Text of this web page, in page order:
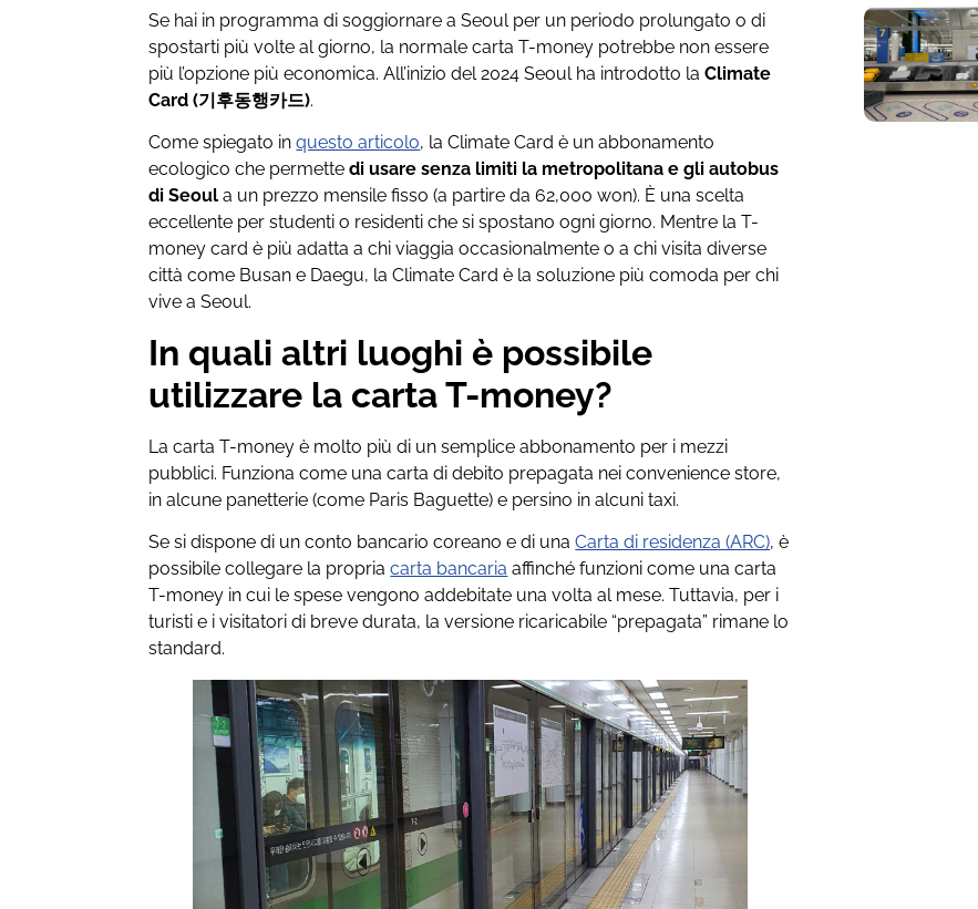
Se hai in programma di soggiornare a Seoul per un periodo prolungato o di
spostarti più volte al giorno, la normale carta T-money potrebbe non essere
più l’opzione più economica. All’inizio del 2024 Seoul ha introdotto laClimate
Card (기후동행카드).
Come spiegato inquesto articolo, la Climate Card è un abbonamento
ecologico che permettedi usare senza limiti la metropolitana e gli autobus
di Seoul a un prezzo mensile fisso (a partire da 62,000 won). È una scelta
eccellente per studenti o residenti che si spostano ogni giorno. Mentre la T-
money card è più adatta a chi viaggia occasionalmente o a chi visita diverse
città come Busan e Daegu, la Climate Card è la soluzione più comoda per chi
vive a Seoul.
In quali altri luoghi è possibile
utilizzare la carta T-money?
La carta T-money è molto più di un semplice abbonamento per i mezzi
pubblici. Funziona come una carta di debito prepagata nei convenience store,
in alcune panetterie (come Paris Baguette) e persino in alcuni taxi.
Se si dispone di un conto bancario coreano e di unaCarta di residenza (ARC), è
possibile collegare la propriacarta bancaria affinché funzioni come una carta
T-money in cui le spese vengono addebitate una volta al mese. Tuttavia, per i
turisti e i visitatori di breve durata, la versione ricaricabile “prepagata” rimane lo
standard.